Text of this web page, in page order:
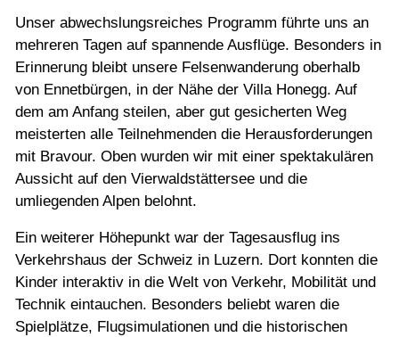
Unser abwechslungsreiches Programm führte uns an
mehreren Tagen auf spannende Ausflüge. Besonders in
Erinnerung bleibt unsere Felsenwanderung oberhalb
von Ennetbürgen, in der Nähe der Villa Honegg. Auf
dem am Anfang steilen, aber gut gesicherten Weg
meisterten alle Teilnehmenden die Herausforderungen
mit Bravour. Oben wurden wir mit einer spektakulären
Aussicht auf den Vierwaldstättersee und die
umliegenden Alpen belohnt.
Ein weiterer Höhepunkt war der Tagesausflug ins
Verkehrshaus der Schweiz in Luzern. Dort konnten die
Kinder interaktiv in die Welt von Verkehr, Mobilität und
Technik eintauchen. Besonders beliebt waren die
Spielplätze, Flugsimulationen und die historischen